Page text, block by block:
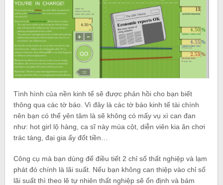
Tình hình của nền kinh tế sẽ được phản hồi cho bạn biết
thông qua các tờ báo. Vì đây là các tờ báo kinh tế tài chính
nên bạn có thể yên tâm là sẽ không có mấy vụ xì can đan
như: hot girl lộ hàng, ca sĩ này múa cột, diễn viên kia ăn chơi
trác táng, đại gia ấy đốt tiền…
Công cụ mà bạn dùng để điều tiết 2 chỉ số thất nghiệp và lạm
phát đó chính là lãi suất. Nếu bạn không can thiệp vào chỉ số
lãi suất thì theo lẽ tự nhiên thất nghiệp sẽ ổn định và bám